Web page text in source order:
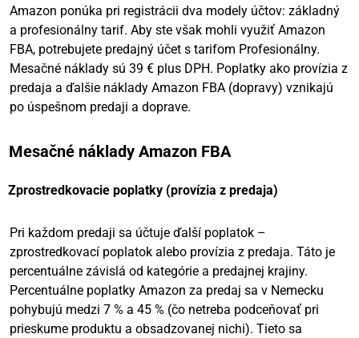
Amazon ponúka pri registrácii dva modely účtov: základný
a profesionálny tarif. Aby ste však mohli využiť Amazon
FBA, potrebujete predajný účet s tarifom Profesionálny.
Mesačné náklady sú 39 € plus DPH. Poplatky ako provízia z
predaja a ďalšie náklady Amazon FBA (dopravy) vznikajú
po úspešnom predaji a doprave.
Mesačné náklady Amazon FBA
Zprostredkovacie poplatky (provízia z predaja)
Pri každom predaji sa účtuje ďalší poplatok –
zprostredkovací poplatok alebo provízia z predaja. Táto je
percentuálne závislá od kategórie a predajnej krajiny.
Percentuálne poplatky Amazon za predaj sa v Nemecku
pohybujú medzi 7 % a 45 % (čo netreba podceňovať pri
prieskume produktu a obsadzovanej nichi). Tieto sa